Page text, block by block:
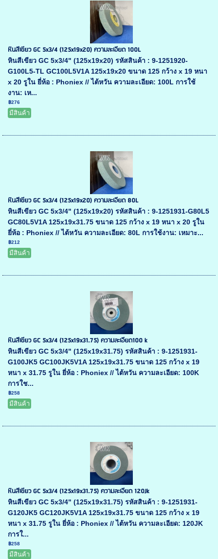
หินสีเขียว GC 5x3/4 (125x19x20) ความละเอียด 100L
หินสีเขียว GC 5x3/4" (125x19x20) รหัสสินค้า : 9-1251920-
G100L5-TL GC100L5V1A 125x19x20 ขนาด 125 กว้าง x 19 หนา
x 20 รูใน ยี่ห้อ : Phoniex // ไต้หวัน ความละเอียด: 100L การใช้
งาน: เห...
฿276
มีสินค้า
หินสีเขียว GC 5x3/4 (125x19x20) ความละเอียด 80L
หินสีเขียว GC 5x3/4" (125x19x20) รหัสสินค้า : 9-1251931-G80L5
GC80L5V1A 125x19x31.75 ขนาด 125 กว้าง x 19 หนา x 20 รูใน
ยี่ห้อ : Phoniex // ไต้หวัน ความละเอียด: 80L การใช้งาน: เหมาะ...
฿212
มีสินค้า
หินสีเขียว GC 5x3/4 (125x19x31.75) ความละเอียด100 k
หินสีเขียว GC 5x3/4" (125x19x31.75) รหัสสินค้า : 9-1251931-
G100JK5 GC100JK5V1A 125x19x31.75 ขนาด 125 กว้าง x 19
หนา x 31.75 รูใน ยี่ห้อ : Phoniex // ไต้หวัน ความละเอียด: 100K
การใช...
฿258
มีสินค้า
หินสีเขียว GC 5x3/4 (125x19x31.75) ความละเอียด 120Jk
หินสีเขียว GC 5x3/4" (125x19x31.75) รหัสสินค้า : 9-1251931-
G120JK5 GC120JK5V1A 125x19x31.75 ขนาด 125 กว้าง x 19
หนา x 31.75 รูใน ยี่ห้อ : Phoniex // ไต้หวัน ความละเอียด: 120JK
การใ...
฿258
มีสินค้า